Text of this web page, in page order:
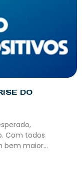
DO
Com todos
bem maior…